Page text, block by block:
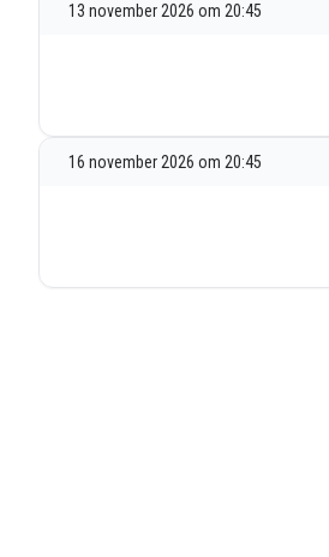
13 november 2026 om 20:45
16 november 2026 om 20:45